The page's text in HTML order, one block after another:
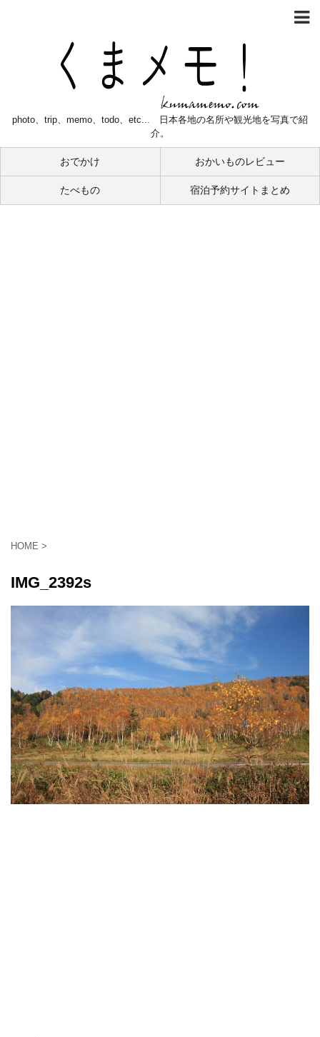
photo、trip、memo、todo、etc... 日本各地の名所や観光地を写真で紹
介。
おでかけ おかいものレビュー
たべもの 宿泊予約サイトまとめ
HOME >
IMG_2392s